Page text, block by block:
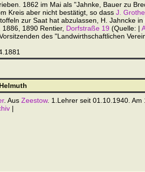
1862 im Mai als "Jahnke, Bauer zu
Kreis aber nicht bestätigt, so dass J. Grothe
zur Saat hat abzulassen, H. Jahncke
1886, 1890 Rentier, Dorfstraße 19 (Quelle: |
des "Landwirthschaftlichen
. Aus Zeestow. 1.Lehrer seit 01.10.1940. Am
|